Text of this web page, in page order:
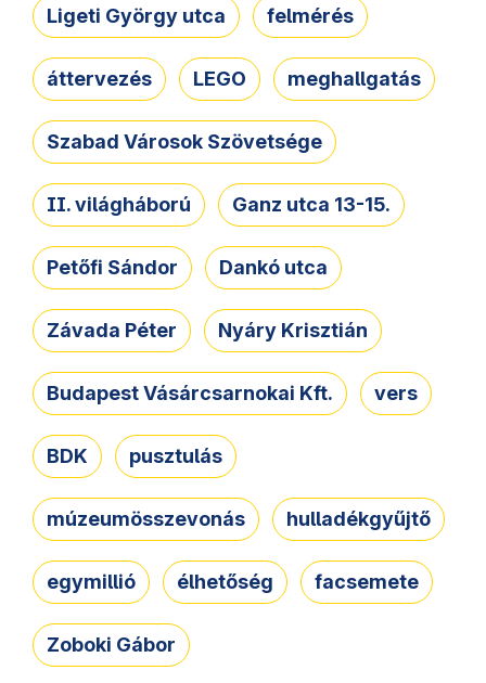
Ligeti György utca felmérés
áttervezés LEGO meghallgatás
Szabad Városok Szövetsége
II. világháború Ganz utca 13-15.
Petőfi Sándor Dankó utca
Závada Péter Nyáry Krisztián
Budapest Vásárcsarnokai Kft. vers
BDK pusztulás
múzeumösszevonás hulladékgyűjtő
egymillió élhetőség facsemete
Zoboki Gábor